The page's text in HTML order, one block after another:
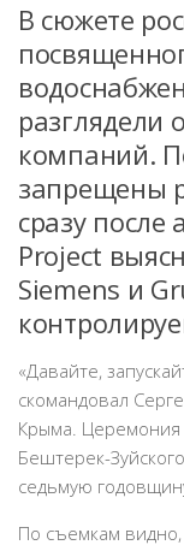
В сюжете
разглядели
компаний.
запрещены
сразу
Project
Siemens и
«Давайте,
скомандовал
Крыма. Церемония
Бештерек-
седьмую
По съемкам